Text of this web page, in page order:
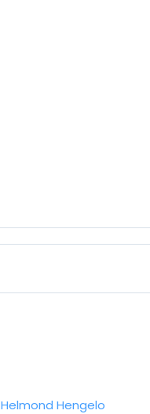
Helmond Hengelo